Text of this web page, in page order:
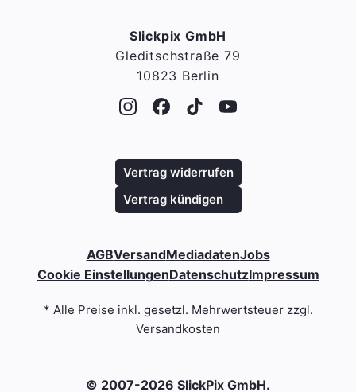
Slickpix GmbH
Gleditschstraße 79
10823 Berlin
© 2007-2026 SlickPix GmbH.
AGBVersandMediadatenJobs
Cookie EinstellungenDatenschutzImpressum
Vertrag widerrufen
Vertrag kündigen
* Alle Preise inkl. gesetzl. Mehrwertsteuer zzgl.
Versandkosten